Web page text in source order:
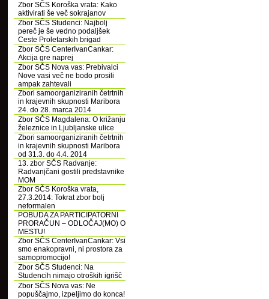
Zbor SČS Koroška vrata: Kako
aktivirati še več sokrajanov
Zbor SČS Studenci: Najbolj
pereč je še vedno podaljšek
Ceste Proletarskih brigad
Zbor SČS CenterIvanCankar:
Akcija gre naprej
Zbor SČS Nova vas: Prebivalci
Nove vasi več ne bodo prosili
ampak zahtevali
Zbori samoorganiziranih četrtnih
in krajevnih skupnosti Maribora
24. do 28. marca 2014
Zbor SČS Magdalena: O križanju
železnice in Ljubljanske ulice
Zbori samoorganiziranih četrtnih
in krajevnih skupnosti Maribora
od 31.3. do 4.4. 2014
13. zbor SČS Radvanje:
Radvanjčani gostili predstavnike
MOM
Zbor SČS Koroška vrata,
27.3.2014: Tokrat zbor bolj
neformalen
POBUDA ZA PARTICIPATORNI
PRORAČUN – ODLOČAJ(MO) O
MESTU!
Zbor SČS CenterIvanCankar: Vsi
smo enakopravni, ni prostora za
samopromocijo!
Zbor SČS Studenci: Na
Studencih nimajo otroških igrišč
Zbor SČS Nova vas: Ne
popuščajmo, izpeljimo do konca!